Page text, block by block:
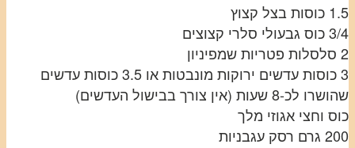
1.5 כוסות בצל קצוץ
3/4 כוס גבעולי סלרי קצוצים
2 סלסלות פטריות שמפיניון
3 כוסות עדשים ירוקות מונבטות או 3.5 כוסות עדשים
שהושרו לכ-8 שעות (אין צורך בבישול העדשים)
כוס וחצי אגוזי מלך
200 גרם רסק עגבניות